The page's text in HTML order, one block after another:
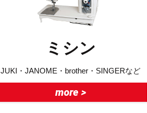
ミシン
JUKI・JANOME・brother・SINGERなど
more >